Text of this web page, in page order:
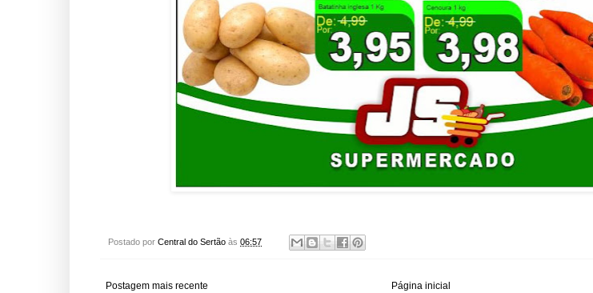
Postado por Central do Sertão às 06:57
Postagem mais recente Página inicial